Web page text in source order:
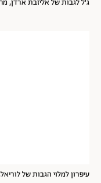
ג'ל לגבות של אליזבת ארדן, מחיר 159 ש"ח |
עיפרון למלוי הגבות של לוריאל, מחיר 40 ש"ח |